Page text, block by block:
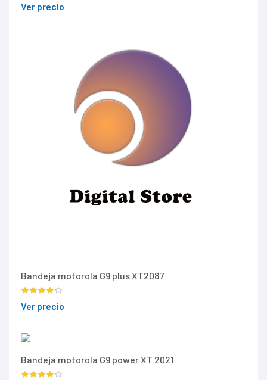
Ver precio
Bandeja motorola G9 plus XT2087
Ver precio
Bandeja motorola G9 power XT 2021